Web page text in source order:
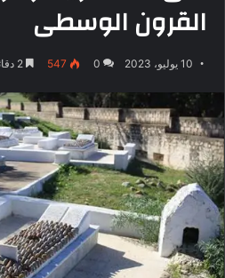
القرون الوسطى
10 يوليو، 2023 0
547